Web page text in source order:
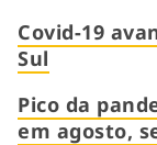
Covid-19
Sul
Pico da
em agosto,